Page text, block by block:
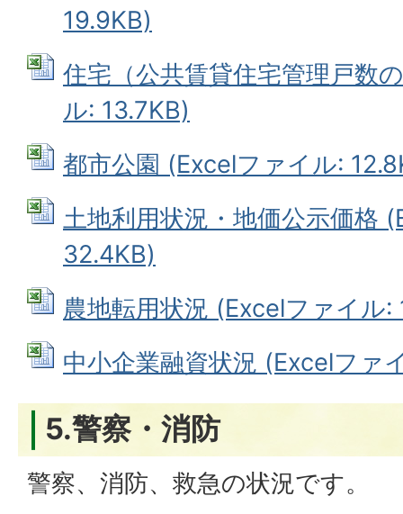
19.9KB)
住宅（公共賃貸住宅管理戸数
ル: 13.7KB)
都市公園 (Excelファイル:
土地利用状況・地価公示価格
32.4KB)
農地転用状況 (Excelファイル:
中小企業融資状況 (Excelファ
5.警察・消防
警察、消防、救急の状況です。